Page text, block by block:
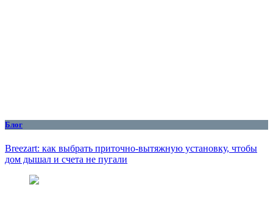
Блог
Breezart: как выбрать приточно-вытяжную установку, чтобы
дом дышал и счета не пугали